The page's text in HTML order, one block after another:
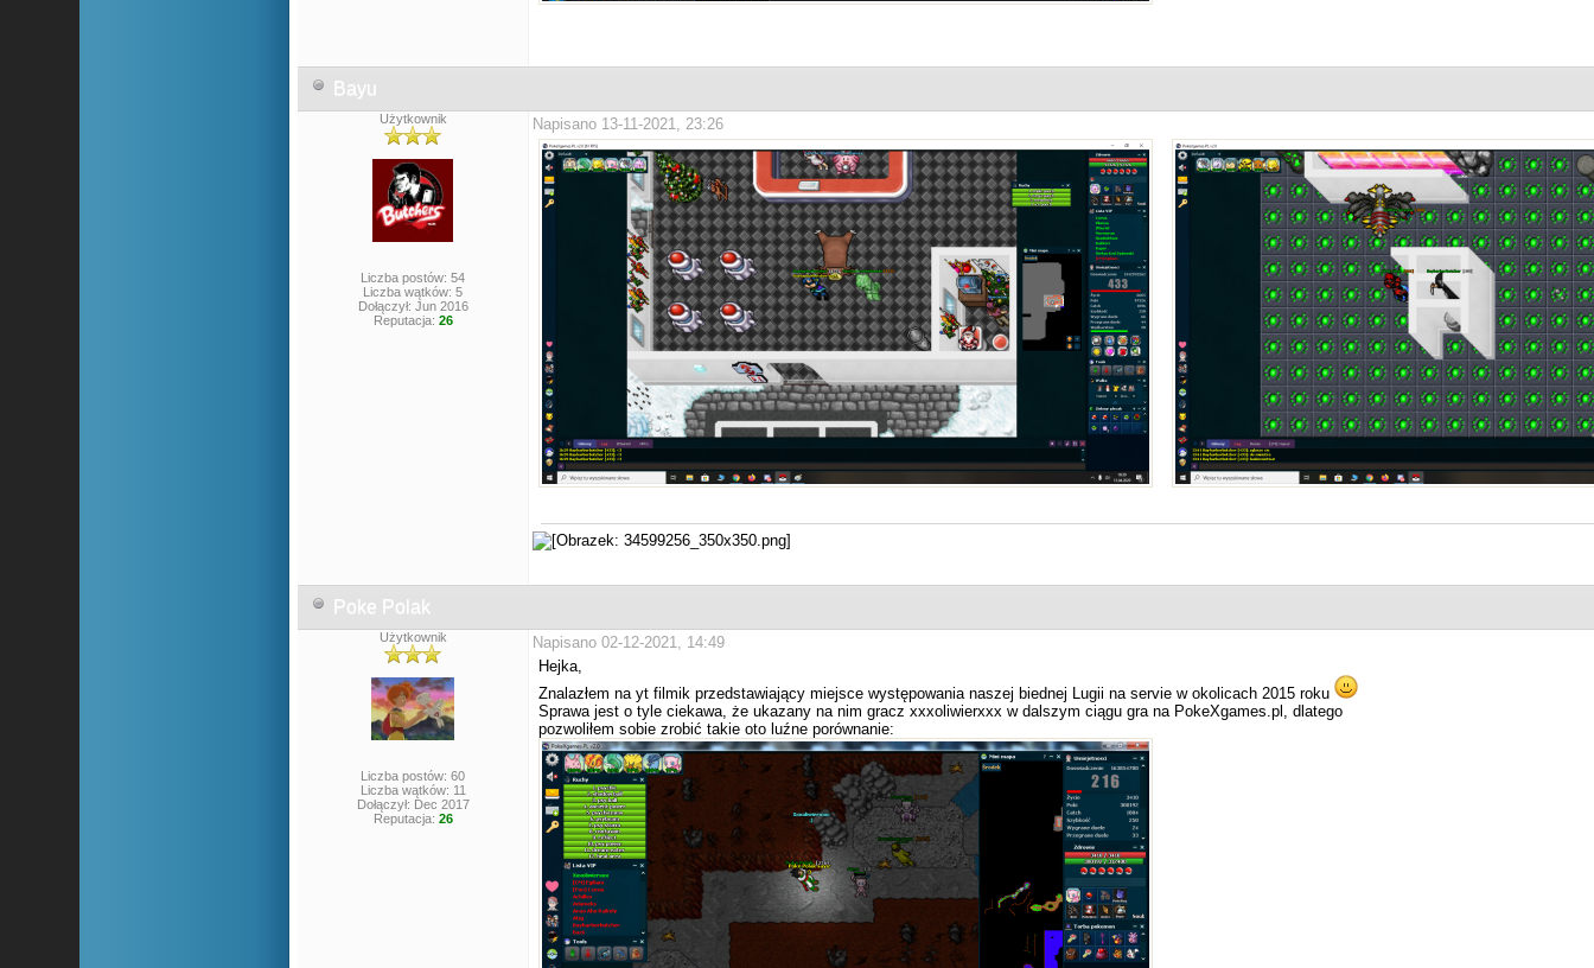
Bayu
Użytkownik
Liczba postów: 54
Liczba wątków: 5
Dołączył: Jun 2016
Reputacja: 26
Napisano 13-11-2021, 23:26
Poke Polak
Użytkownik
Liczba postów: 60
Liczba wątków: 11
Dołączył: Dec 2017
Reputacja: 26
Napisano 02-12-2021, 14:49
Hejka,
Znalazłem na yt filmik przedstawiający miejsce występowania naszej biednej Lugii na servie w okolicach 2015 roku
Sprawa jest o tyle ciekawa, że ukazany na nim gracz xxxoliwierxxx w dalszym ciągu gra na PokeXgames.pl, dlatego
pozwoliłem sobie zrobić takie oto luźne porównanie: